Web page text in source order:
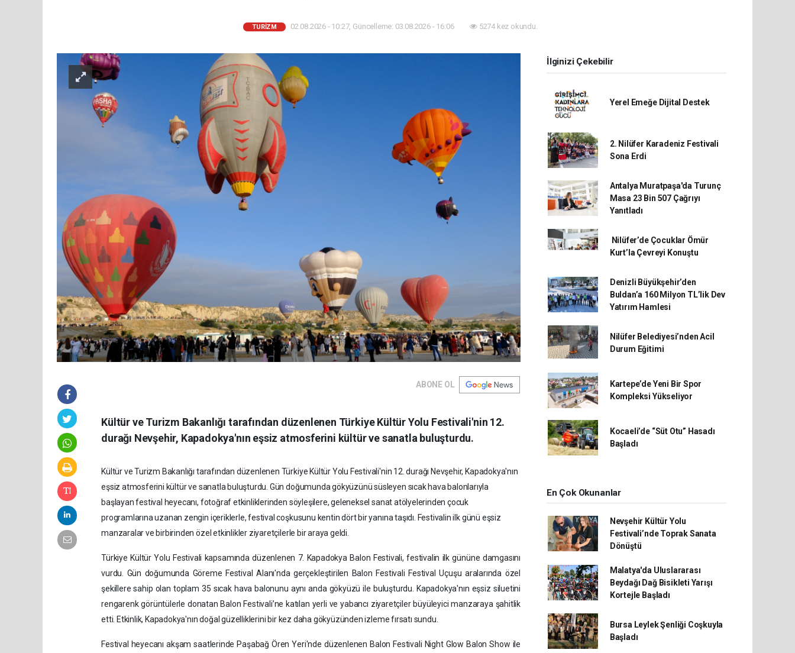
TURIZM 02.08.2026 - 10:27, Güncelleme: 03.08.2026 - 16:06 5274 kez okundu.
ABONE OL
Kültür ve Turizm Bakanlığı tarafından düzenlenen Türkiye Kültür Yolu Festivali'nin 12.
durağı Nevşehir, Kapadokya'nın eşsiz atmosferini kültür ve sanatla buluşturdu.
Kültür ve Turizm Bakanlığı tarafından düzenlenen Türkiye Kültür Yolu Festivali'nin 12. durağı Nevşehir, Kapadokya'nın
eşsiz atmosferini kültür ve sanatla buluşturdu. Gün doğumunda gökyüzünü süsleyen sıcak hava balonlarıyla
başlayan festival heyecanı, fotoğraf etkinliklerinden söyleşilere, geleneksel sanat atölyelerinden çocuk
programlarına uzanan zengin içeriklerle, festival coşkusunu kentin dört bir yanına taşıdı. Festivalin ilk günü eşsiz
manzaralar ve birbirinden özel etkinlikler ziyaretçilerle bir araya geldi.
Türkiye Kültür Yolu Festivali kapsamında düzenlenen 7. Kapadokya Balon Festivali, festivalin ilk gününe damgasını
vurdu. Gün doğumunda Göreme Festival Alanı'nda gerçekleştirilen Balon Festivali Festival Uçuşu aralarında özel
şekillere sahip olan toplam 35 sıcak hava balonunu aynı anda gökyüzü ile buluşturdu. Kapadokya'nın eşsiz siluetini
rengarenk görüntülerle donatan Balon Festivali’ne katılan yerli ve yabancı ziyaretçiler büyüleyici manzaraya şahitlik
etti. Etkinlik, Kapadokya'nın doğal güzelliklerini bir kez daha gökyüzünden izleme fırsatı sundu.
Festival heyecanı akşam saatlerinde Paşabağ Ören Yeri'nde düzenlenen Balon Festivali Night Glow Balon Show ile
İlginizi Çekebilir
Yerel Emeğe Dijital Destek
2. Nilüfer Karadeniz Festivali
Sona Erdi
Antalya Muratpaşa'da Turunç
Masa 23 Bin 507 Çağrıyı
Yanıtladı
Nilüfer’de Çocuklar Ömür
Kurt’la Çevreyi Konuştu
Denizli Büyükşehir’den
Buldan’a 160 Milyon TL’lik Dev
Yatırım Hamlesi
Nilüfer Belediyesi’nden Acil
Durum Eğitimi
Kartepe’de Yeni Bir Spor
Kompleksi Yükseliyor
Kocaeli’de “Süt Otu” Hasadı
Başladı
En Çok Okunanlar
Nevşehir Kültür Yolu
Festivali’nde Toprak Sanata
Dönüştü
Malatya'da Uluslararası
Beydağı Dağ Bisikleti Yarışı
Kortejle Başladı
Bursa Leylek Şenliği Coşkuyla
Başladı